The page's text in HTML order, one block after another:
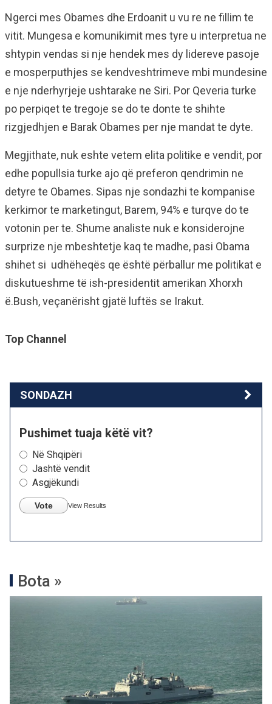
Ngerci mes Obames dhe Erdoanit u vu re ne fillim te
vitit. Mungesa e komunikimit mes tyre u interpretua ne
shtypin vendas si nje hendek mes dy lidereve pasoje
e mosperputhjes se kendveshtrimeve mbi mundesine
e nje nderhyrjeje ushtarake ne Siri. Por Qeveria turke
po perpiqet te tregoje se do te donte te shihte
rizgjedhjen e Barak Obames per nje mandat te dyte.
Megjithate, nuk eshte vetem elita politike e vendit, por
edhe popullsia turke ajo që preferon qendrimin ne
detyre te Obames. Sipas nje sondazhi te kompanise
kerkimor te marketingut, Barem, 94% e turqve do te
votonin per te. Shume analiste nuk e konsiderojne
surprize nje mbeshtetje kaq te madhe, pasi Obama
shihet si udhëheqës qe është përballur me politikat e
diskutueshme të ish-presidentit amerikan Xhorxh
ë.Bush, veçanërisht gjatë luftës se Irakut.
Top Channel
SONDAZH
Pushimet tuaja këtë vit?
Në Shqipëri
Jashtë vendit
Asgjëkundi
Vote View Results
Bota »